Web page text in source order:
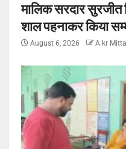
मालिक सरदार सुरजीत
शाल पहनाकर किया
August 6, 2026 A kr Mittal